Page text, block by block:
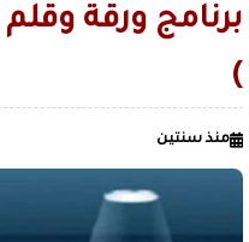
الحرس الثوري: دمرنا
الصميدي| اليمن
زمن السيطرة على العقول قبل
)
منذ سنتين